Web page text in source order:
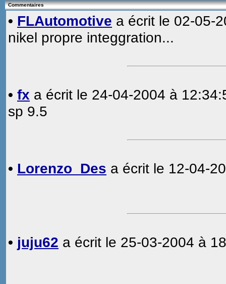
Commentaires
• FLAutomotive a écrit le 02-05-
nikel propre integgration...
• fx a écrit le 24-04-2004 à
sp 9.5
• Lorenzo_Des a écrit le 12-04-
• juju62 a écrit le 25-03-2004 à